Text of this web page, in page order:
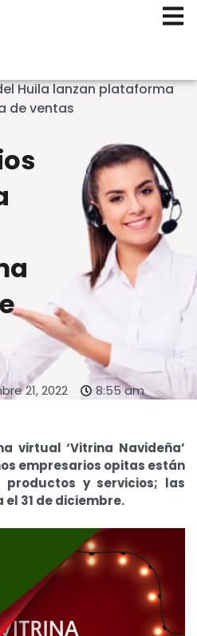
Huila lanzan plataforma
de ventas
21, 2022 8:55 am
virtual ‘Vitrina Navideña’
empresarios opitas están
y servicios; las
31 de diciembre.